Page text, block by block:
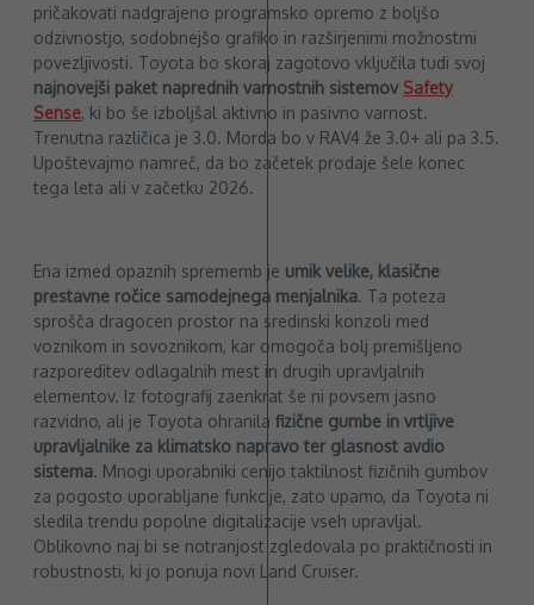
pričakovati nadgrajeno programsko opremo z boljšo
odzivnostjo, sodobnejšo grafiko in razširjenimi možnostmi
povezljivosti. Toyota bo skoraj zagotovo vključila tudi svoj
najnovejši paket naprednih varnostnih sistemov Safety
Sense, ki bo še izboljšal aktivno in pasivno varnost.
Trenutna različica je 3.0. Morda bo v RAV4 že 3.0+ ali pa 3.5.
Upoštevajmo namreč, da bo začetek prodaje šele konec
tega leta ali v začetku 2026.
Ena izmed opaznih sprememb je umik velike, klasične
prestavne ročice samodejnega menjalnika. Ta poteza
sprošča dragocen prostor na sredinski konzoli med
voznikom in sovoznikom, kar omogoča bolj premišljeno
razporeditev odlagalnih mest in drugih upravljalnih
elementov. Iz fotografij zaenkrat še ni povsem jasno
razvidno, ali je Toyota ohranila fizične gumbe in vrtljive
upravljalnike za klimatsko napravo ter glasnost avdio
sistema. Mnogi uporabniki cenijo taktilnost fizičnih gumbov
za pogosto uporabljane funkcije, zato upamo, da Toyota ni
sledila trendu popolne digitalizacije vseh upravljal.
Oblikovno naj bi se notranjost zgledovala po praktičnosti in
robustnosti, ki jo ponuja novi Land Cruiser.